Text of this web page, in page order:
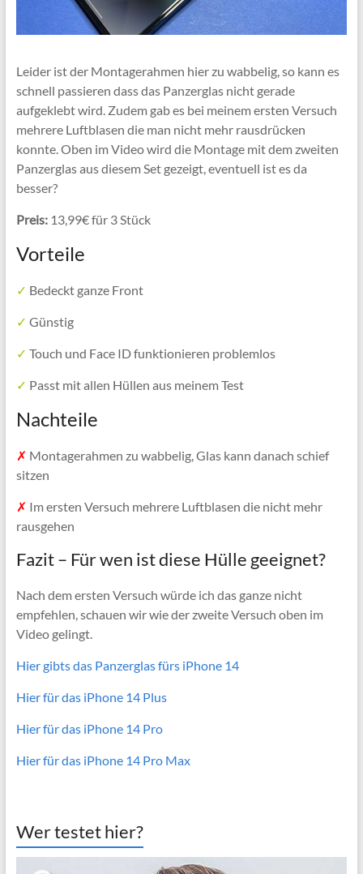
Leider ist der Montagerahmen hier zu wabbelig, so kann es
schnell passieren dass das Panzerglas nicht gerade
aufgeklebt wird. Zudem gab es bei meinem ersten Versuch
mehrere Luftblasen die man nicht mehr rausdrücken
konnte. Oben im Video wird die Montage mit dem zweiten
Panzerglas aus diesem Set gezeigt, eventuell ist es da
besser?
Preis:13,99€ für 3 Stück
Vorteile
✓ Bedeckt ganze Front
✓ Günstig
✓ Touch und Face ID funktionieren problemlos
✓ Passt mit allen Hüllen aus meinem Test
Nachteile
✗ Montagerahmen zu wabbelig, Glas kann danach schief
sitzen
✗ Im ersten Versuch mehrere Luftblasen die nicht mehr
rausgehen
Fazit – Für wen ist diese Hülle geeignet?
Nach dem ersten Versuch würde ich das ganze nicht
empfehlen, schauen wir wie der zweite Versuch oben im
Video gelingt.
Hier gibts das Panzerglas fürs iPhone 14
Hier für das iPhone 14 Plus
Hier für das iPhone 14 Pro
Hier für das iPhone 14 Pro Max
Wer testet hier?